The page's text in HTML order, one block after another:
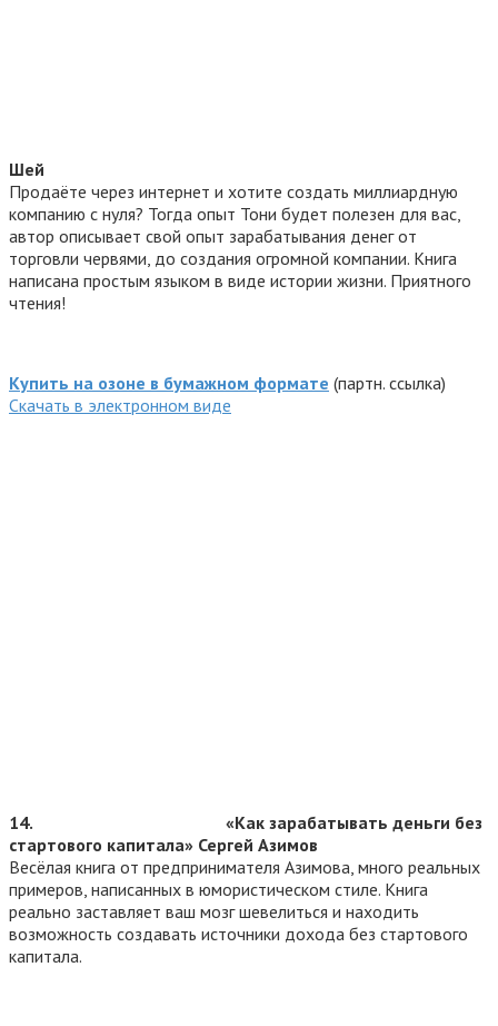
Шей
Продаёте через интернет и хотите создать миллиардную
компанию с нуля? Тогда опыт Тони будет полезен для вас,
автор описывает свой опыт зарабатывания денег от
торговли червями, до создания огромной компании. Книга
написана простым языком в виде истории жизни. Приятного
чтения!
Купить на озоне в бумажном формате (партн. ссылка)
Cкачать в электронном виде
14.
«Как зарабатывать деньги без
стартового капитала» Сергей Азимов
Весёлая книга от предпринимателя Азимова, много реальных
примеров, написанных в юмористическом стиле. Книга
реально заставляет ваш мозг шевелиться и находить
возможность создавать источники дохода без стартового
капитала.